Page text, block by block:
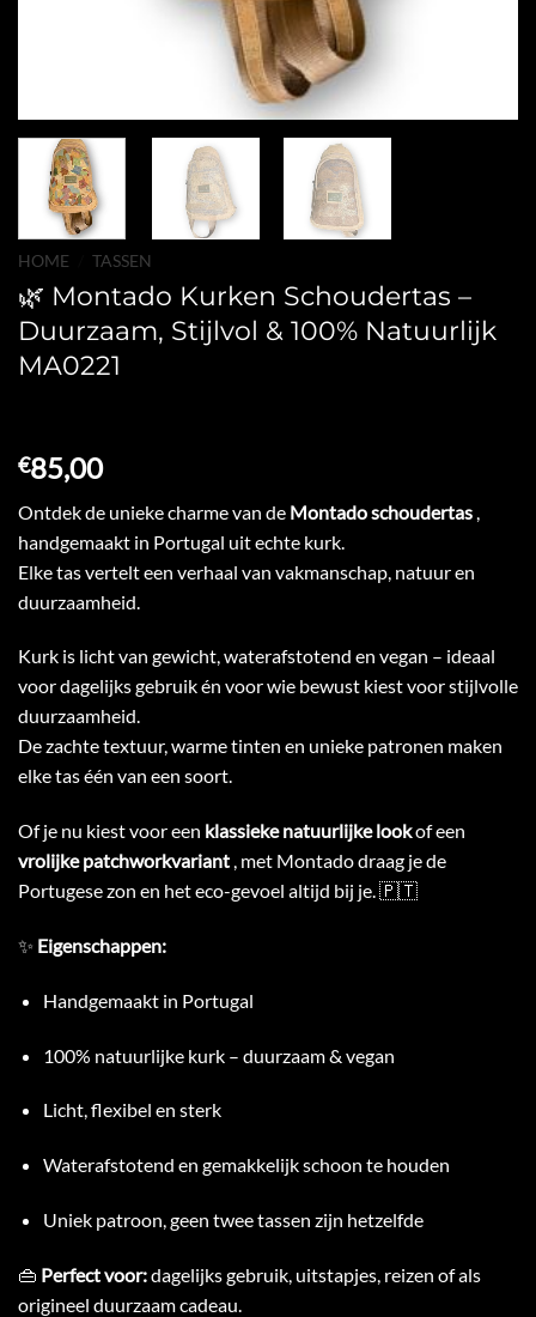
HOME TASSEN
🌿 Montado Kurken Schoudertas –
Duurzaam, Stijlvol & 100% Natuurlijk
MA0221
€85,00
Ontdek de unieke charme van de Montado schoudertas
handgemaakt in Portugal uit echte kurk.
Elke tas vertelt een verhaal van vakmanschap, natuur en
duurzaamheid.
Kurk is licht van gewicht, waterafstotend en vegan – ideaal
voor dagelijks gebruik én voor wie bewust kiest voor stijlvolle
duurzaamheid.
De zachte textuur, warme tinten en unieke patronen maken
elke tas één van een soort.
Of je nu kiest voor een klassieke natuurlijke lookof een
vrolijke patchworkvariant , met Montado draag je de
Portugese zon en het eco-gevoel altijd bij je. 🇵🇹
✨ Eigenschappen:
Handgemaakt in Portugal
100% natuurlijke kurk – duurzaam & vegan
Licht, flexibel en sterk
Waterafstotend en gemakkelijk schoon te houden
Uniek patroon, geen twee tassen zijn hetzelfde
👜 Perfect voor:dagelijks gebruik, uitstapjes, reizen of als
origineel duurzaam cadeau.